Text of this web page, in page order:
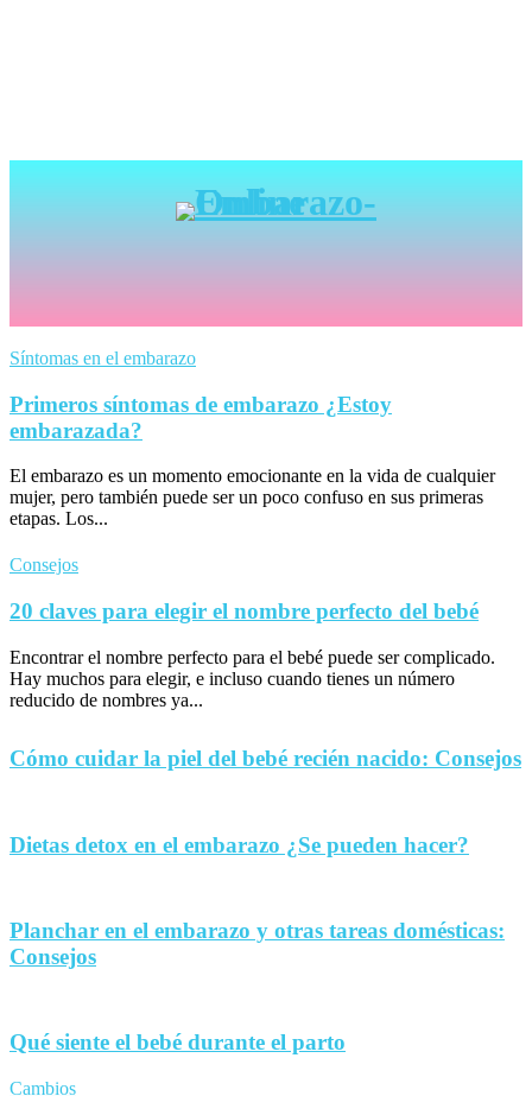
Síntomas en el embarazo
Primeros síntomas de embarazo ¿Estoy
embarazada?
El embarazo es un momento emocionante en la vida de cualquier
mujer, pero también puede ser un poco confuso en sus primeras
etapas. Los...
Consejos
20 claves para elegir el nombre perfecto del bebé
Encontrar el nombre perfecto para el bebé puede ser complicado.
Hay muchos para elegir, e incluso cuando tienes un número
reducido de nombres ya...
Cómo cuidar la piel del bebé recién nacido: Consejos
Dietas detox en el embarazo ¿Se pueden hacer?
Planchar en el embarazo y otras tareas domésticas:
Consejos
Qué siente el bebé durante el parto
Cambios